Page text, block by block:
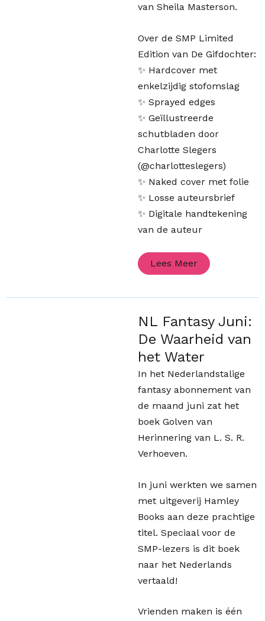
van Sheila Masterson.
Over de SMP Limited
Edition van De Gifdochter:
✨ Hardcover met
enkelzijdig stofomslag
✨ Sprayed edges
✨ Geïllustreerde
schutbladen door
Charlotte Slegers
(@charlotteslegers)
✨ Naked cover met folie
✨ Losse auteursbrief
✨ Digitale handtekening
van de auteur
Lees Meer
NL Fantasy Juni:
De Waarheid van
het Water
In het Nederlandstalige
fantasy abonnement van
de maand juni zat het
boek Golven van
Herinnering van L. S. R.
Verhoeven.
In juni werkten we samen
met uitgeverij Hamley
Books aan deze prachtige
titel. Speciaal voor de
SMP-lezers is dit boek
naar het Nederlands
vertaald!
Vrienden maken is één